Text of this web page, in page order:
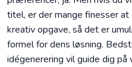
titel, er der mange finesser at
kreativ opgave, så det er
formel for dens løsning.
idégenerering vil guide dig